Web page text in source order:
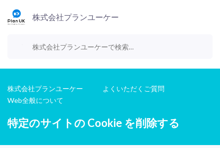
株式会社プランユーケー
株式会社プランユーケー
よくいただくご質問
Web全般について
特定のサイトの Cookie を削除する